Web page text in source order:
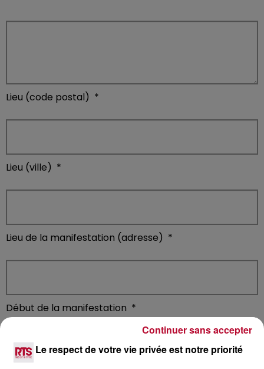
Lieu (code postal) *
Lieu (ville) *
Lieu de la manifestation (adresse) *
Début de la manifestation *
Le respect de votre vie privée est notre priorité
Continuer sans accepter